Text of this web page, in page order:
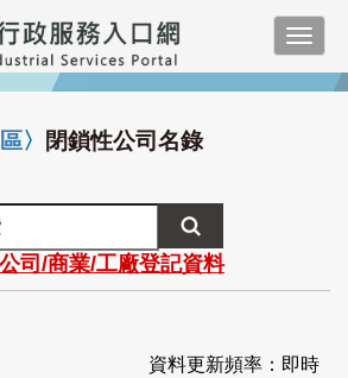
〉 閉鎖性公司名錄
司/商業/工廠登記資料
資料更新頻率：即時